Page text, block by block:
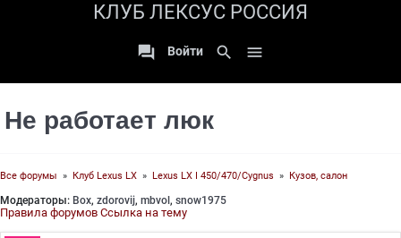
КЛУБ ЛЕКСУС РОССИЯ
 Войти search 
Не работает люк
Все форумы » Клуб Lexus LX » Lexus LX I 450/470/Cygnus » Кузов, салон
Модераторы: Box, zdorovij, mbvol , snow1975
Правила форумов Ссылка на тему